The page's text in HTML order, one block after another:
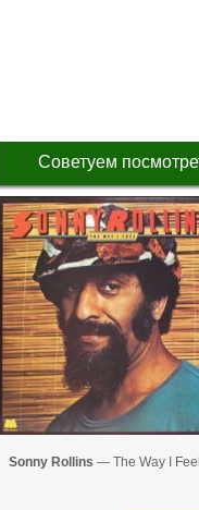
Советуем
Sonny Rollins — The Way I